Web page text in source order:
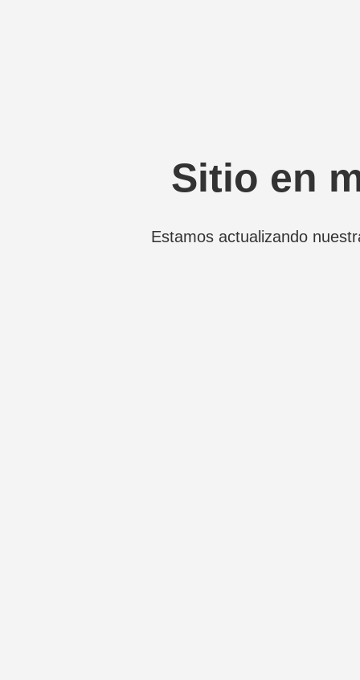
Sitio en
Estamos actualizando